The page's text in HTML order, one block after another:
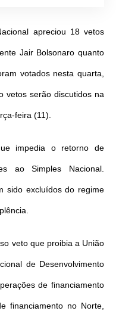
apreciou 18 vetos
Jair Bolsonaro quanto
votados nesta quarta,
vetos serão discutidos na
feira (11).
impedia o retorno de
ao Simples Nacional.
sido excluídos do regime
veto que proibia a União
de Desenvolvimento
de financiamento
financiamento no Norte,